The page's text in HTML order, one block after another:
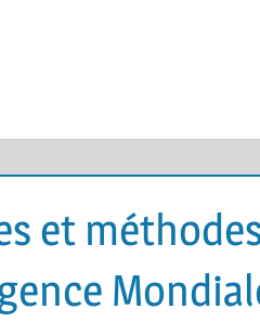
et